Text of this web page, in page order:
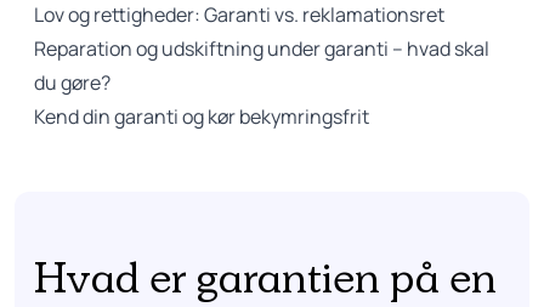
Lov og rettigheder: Garanti vs. reklamationsret
Reparation og udskiftning under garanti – hvad skal
du gøre?
Kend din garanti og kør bekymringsfrit
Hvad er garantien på en